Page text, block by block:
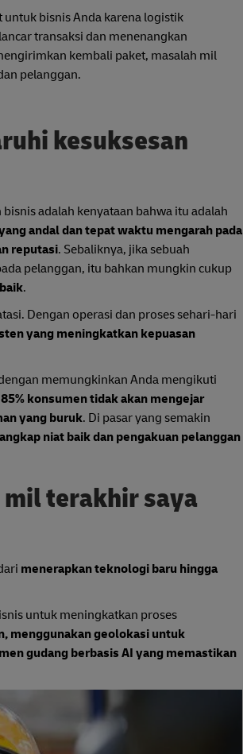
bisnis Anda karena logistik
transaksi dan menenangkan
kembali paket, masalah mil
pelanggan.
kesuksesan
adalah kenyataan bahwa itu adalah
andal dan tepat waktu mengarah pada
reputasi. Sebaliknya, jika sebuah
pelanggan, itu bahkan mungkin cukup
.
Dengan operasi dan proses sehari-hari
yang meningkatkan kepuasan
memungkinkan Anda mengikuti
85% konsumen tidak akan mengejar
yang buruk. Di pasar yang semakin
niat baik dan pengakuan pelanggan
terakhir saya
menerapkan teknologi baru hingga
untuk meningkatkan proses
menggunakan geolokasi untuk
gudang berbasis AI yang memastikan